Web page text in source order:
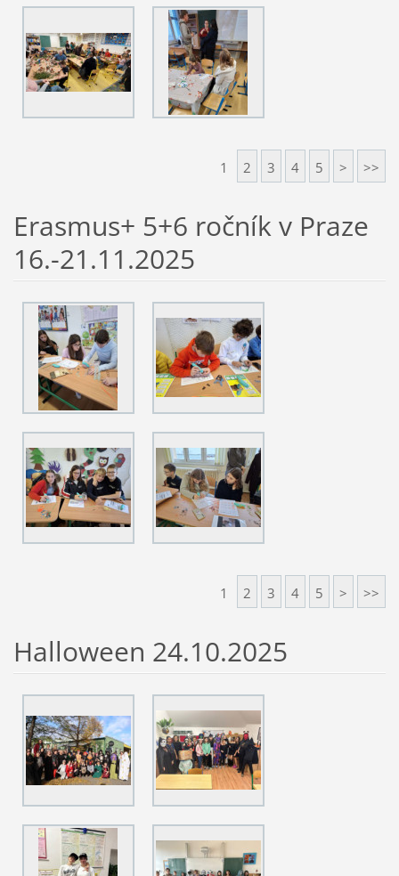
1 2 3 4 5 > >>
Erasmus+ 5+6 ročník v Praze
16.-21.11.2025
1 2 3 4 5 > >>
Halloween 24.10.2025